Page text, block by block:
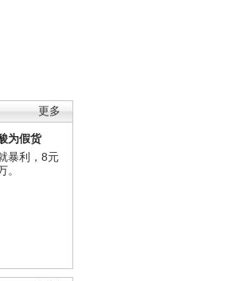
更多
为假货
暴利，8元
。